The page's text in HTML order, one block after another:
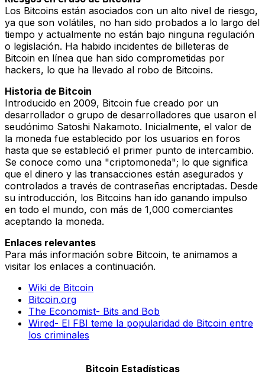
Los Bitcoins están asociados con un alto nivel de riesgo,
ya que son volátiles, no han sido probados a lo largo del
tiempo y actualmente no están bajo ninguna regulación
o legislación. Ha habido incidentes de billeteras de
Bitcoin en línea que han sido comprometidas por
hackers, lo que ha llevado al robo de Bitcoins.
Historia de Bitcoin
Introducido en 2009, Bitcoin fue creado por un
desarrollador o grupo de desarrolladores que usaron el
seudónimo Satoshi Nakamoto. Inicialmente, el valor de
la moneda fue establecido por los usuarios en foros
hasta que se estableció el primer punto de intercambio.
Se conoce como una "criptomoneda"; lo que significa
que el dinero y las transacciones están asegurados y
controlados a través de contraseñas encriptadas. Desde
su introducción, los Bitcoins han ido ganando impulso
en todo el mundo, con más de 1,000 comerciantes
aceptando la moneda.
Enlaces relevantes
Para más información sobre Bitcoin, te animamos a
visitar los enlaces a continuación.
Wiki de Bitcoin
Bitcoin.org
The Economist- Bits and Bob
Wired- El FBI teme la popularidad de Bitcoin entre
los criminales
Bitcoin Estadísticas